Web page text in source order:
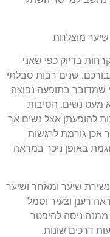
מוצלחת
בדיוק כפי שאני
שנים רבות סבלתי
שמדובר בתופעה נפוצה
מעט נשים. הסיבות
להופעתן אצל נשים אך
אכן גורמת לרגשות
באופן ניכר במראה
שיער ומאחר ושיער
רענן וצעיר וסמל
ממנה ניסה להיפטר
דרכים שונות.